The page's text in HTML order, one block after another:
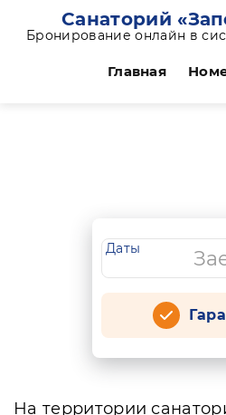
Санаторий
Бронирование онлайн в
Главная
Даты
На территории